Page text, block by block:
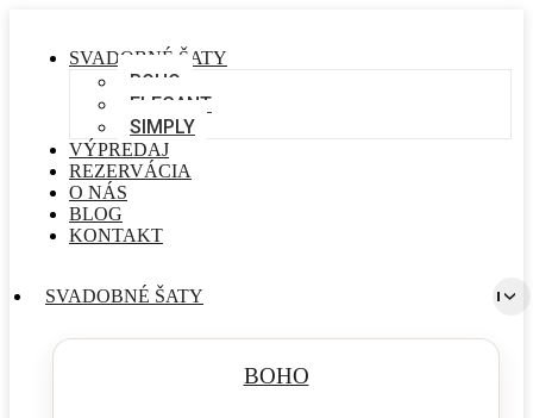
SVADOBNÉ ŠATY
BOHO
ELEGANT
SIMPLY
VÝPREDAJ
REZERVÁCIA
O NÁS
BLOG
KONTAKT
SVADOBNÉ ŠATY
BOHO